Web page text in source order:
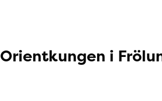
Orientkungen i